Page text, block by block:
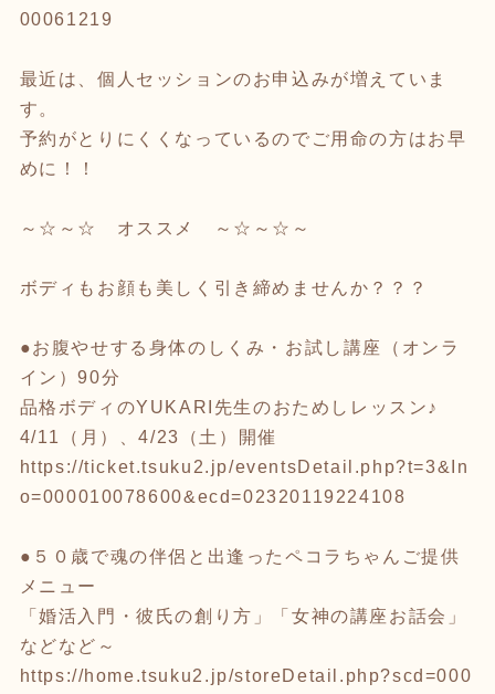
00061219
最近は、個人セッションのお申込みが増えていま
す。
予約がとりにくくなっているのでご用命の方はお早
めに！！
～☆～☆ オススメ ～☆～☆～
ボディもお顔も美しく引き締めませんか？？？
●お腹やせする身体のしくみ・お試し講座（オンラ
イン）90分
品格ボディのYUKARI先生のおためしレッスン♪
4/11（月）、4/23（土）開催
https://ticket.tsuku2.jp/eventsDetail.php?t=3&In
o=000010078600&ecd=02320119224108
●５０歳で魂の伴侶と出逢ったペコラちゃんご提供
メニュー
「婚活入門・彼氏の創り方」「女神の講座お話会」
などなど～
https://home.tsuku2.jp/storeDetail.php?scd=000